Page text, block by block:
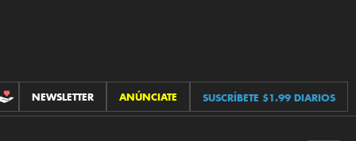
CONTRIBUCIONES
NEWSLETTER ANÚNCIATE SUSCRÍBETE $1.99 DIARIOS